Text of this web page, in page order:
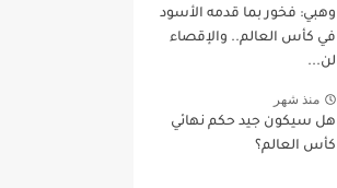
وهبي: فخور بما قدمه الأسود
في كأس العالم.. والإقصاء
لن...
منذ شهر
هل سيكون جيد حكم نهائي
كأس العالم؟